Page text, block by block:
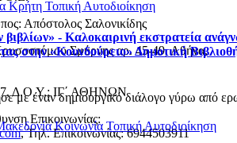
Κρήτη Τοπική Αυτοδιοίκηση
βιβλίων» - Καλοκαιρινή εκστρατεία
στην «Κουνδούρειο» Δημοτική
με έναν δημιουργικό διάλογο γύρω από
Κοινωνία Τοπική Αυτοδιοίκηση
Απόστολος Σαλονικίδης
Σμύρνης αρ. 45-49, Αθήνα,
Δ.Ο.Υ.: ΙΓ΄ ΑΘΗΝΩΝ
Επικοινωνίας:
, Τηλ. Επικοινωνίας: 6944503911